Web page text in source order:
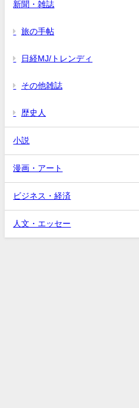
新聞・雑誌
旅の手帖
日経MJ/トレンディ
その他雑誌
歴史人
小説
漫画・アート
ビジネス・経済
人文・エッセー